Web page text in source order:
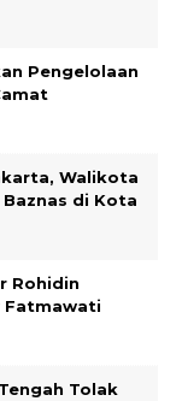
Pengelolaan
Walikota
Baznas di Kota
Rohidin
Fatmawati
Tolak